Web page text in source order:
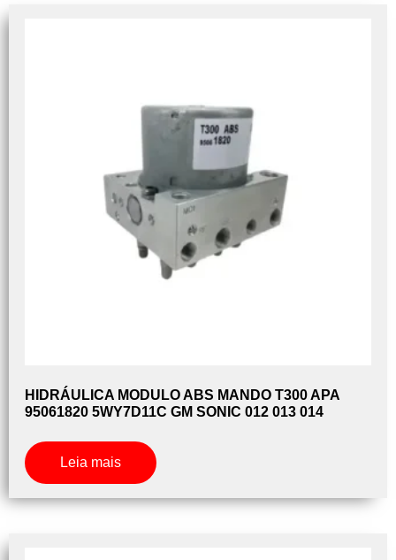
HIDRÁULICA MODULO ABS MANDO T300 APA
95061820 5WY7D11C GM SONIC 012 013 014
Leia mais